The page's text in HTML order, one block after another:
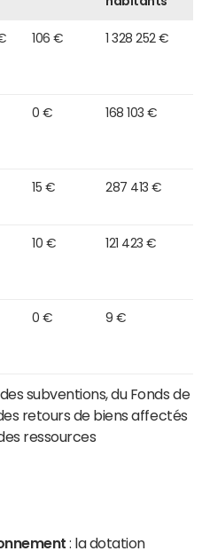
106 € 1 328 252 €
0 € 168 103 €
15 € 287 413 €
10 € 121 423 €
0 € 9 €
subventions, du Fonds de
retours de biens affectés
ressources
: la dotation